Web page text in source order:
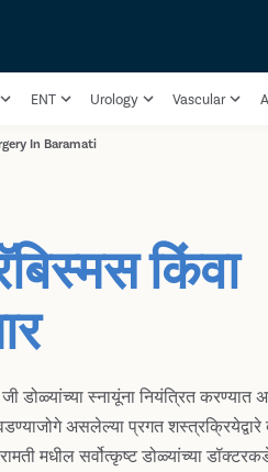
ENT Urology Vascular
In Baramati
किंवा
डोळ्यांच्या स्नायूंना नियंत्रित करण्यात
असलेल्या प्रगत शस्त्रक्रियेद्वारे
मधील सर्वोत्कृष्ट डोळ्यांच्या